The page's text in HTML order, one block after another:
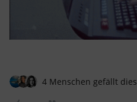
4 Menschen gefällt dies